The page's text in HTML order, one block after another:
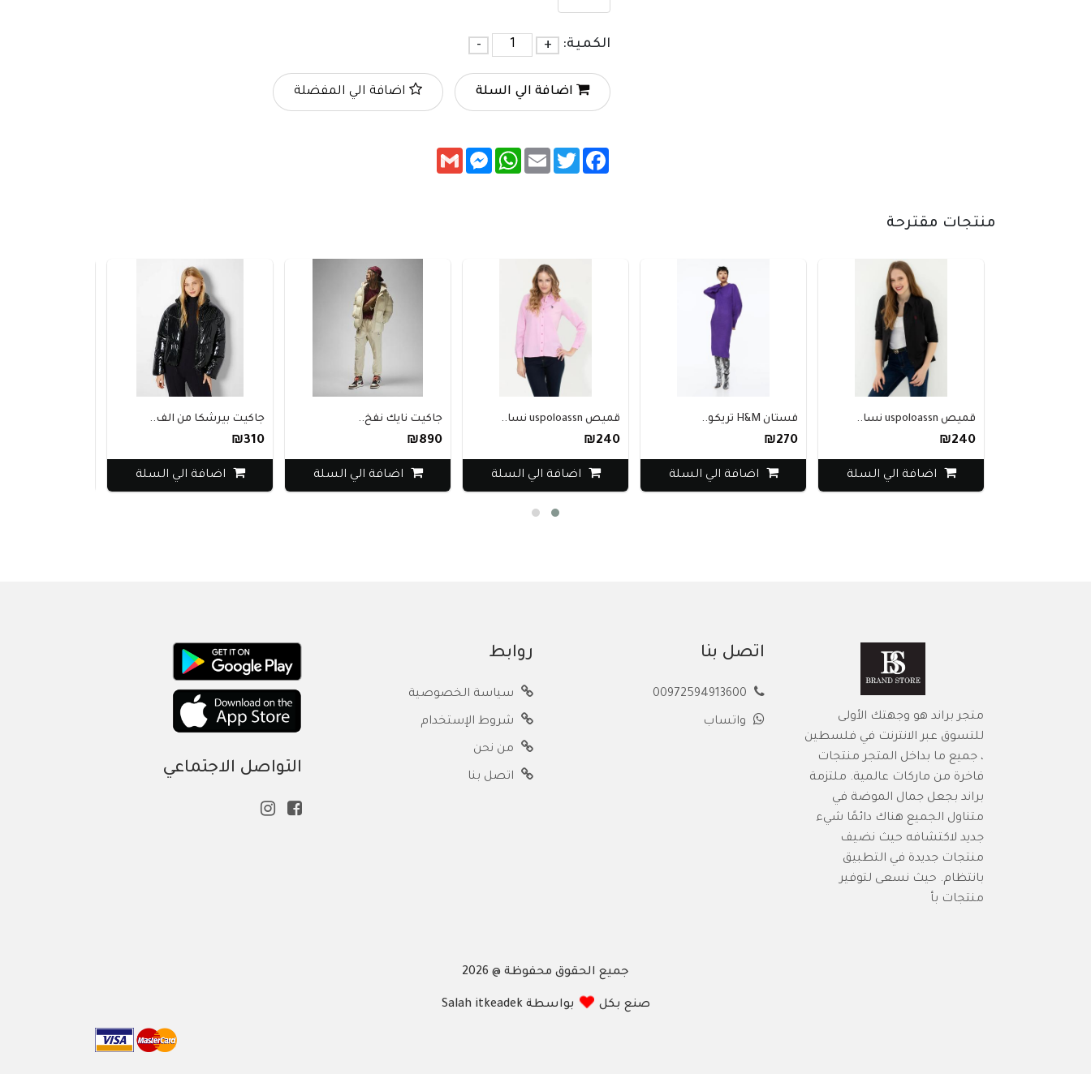
الكمية: +
-
اضافة الي السلة اضافة الي المفضلة
Facebook
Twitter
Email
WhatsApp
Messenger
Gmail
منتجات مقترحة
قميص uspoloassn نسا..
₪240
اضافة الي السلة
فستان H&M تريكو..
₪270
اضافة الي السلة
قميص uspoloassn نسا..
₪240
اضافة الي السلة
جاكيت نايك نفخ..
₪890
اضافة الي السلة
جاكيت بيرشكا من الف..
₪310
اضافة الي السلة
متجر براند هو وجهتك الأولى
للتسوق عبر الانترنت في فلسطين
، جميع ما بداخل المتجر منتجات
فاخرة من ماركات عالمية. ملتزمة
براند بجعل جمال الموضة في
متناول الجميع هناك دائمًا شيء
جديد لاكتشافه حيث نضيف
منتجات جديدة في التطبيق
بانتظام. حيث نسعى لتوفير
منتجات بأ
اتصل بنا
واتساب
روابط
سياسة الخصوصية
شروط الإستخدام
من نحن
اتصل بنا التواصل الاجتماعي
جميع الحقوق محفوظة @ 2026
صنع بكل بواسطة Salah itkeadek